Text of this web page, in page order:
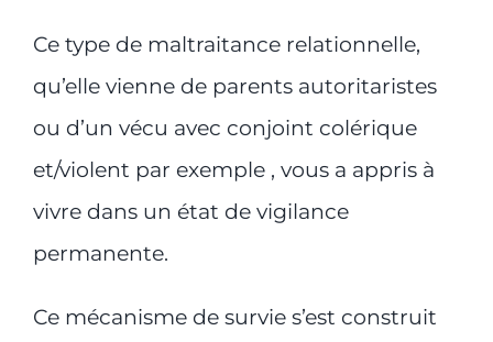
Ce type de maltraitance relationnelle,
qu’elle vienne de parents autoritaristes
ou d’un vécu avec conjoint colérique
et/violent par exemple , vous a appris à
vivre dans un état de vigilance
permanente.
Ce mécanisme de survie s’est construit